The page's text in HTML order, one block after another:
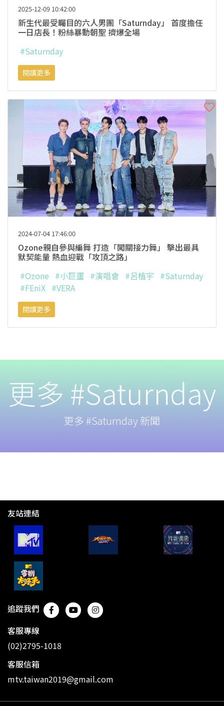
2025-12-09 10:42:00
新生代最受矚目的六人男團「Saturnday」 首度擔任
一日店長！粉絲暴動朝聖 擠爆全場
#Saturnday
閱讀更多
2024-07-04 17:46:00
Ozone親自參與編舞 打造「闖關接力舞」 擊出最具
默契能量 熱血迎戰「攻頂之路」
#Ozone #小巨蛋 #演唱會 #呂植宇 #Saturnday
#FEniX #VERA
閱讀更多
更多 #Saturnday
更多 #Saturnday 新聞
友站連結
追蹤我們
客服專線
(02)2795-1018
客服信箱
mtv.taiwan2019@gmail.com